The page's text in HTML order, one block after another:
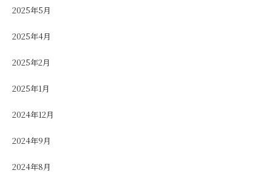
2025年5月
2025年4月
2025年2月
2025年1月
2024年12月
2024年9月
2024年8月